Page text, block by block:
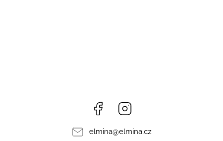
Facebook
elmina@elmina.cz